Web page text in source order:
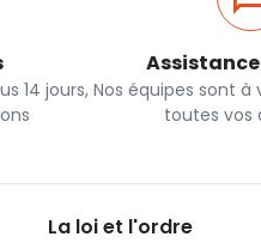
14 jours, Nos équipes sont
toutes vos
La loi et l'ordre